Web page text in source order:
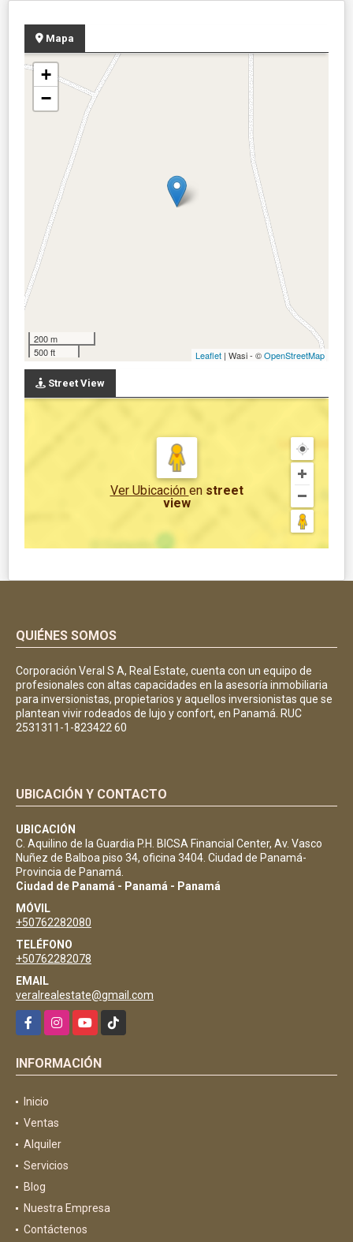
Mapa
+
−
200 m
500 ft
Leaflet | Wasi - ©OpenStreetMap
Street View
Ver Ubicación en street
view
QUIÉNES SOMOS
Corporación Veral S A, Real Estate, cuenta con un equipo de
profesionales con altas capacidades en la asesoría inmobiliaria
para inversionistas, propietarios y aquellos inversionistas que se
plantean vivir rodeados de lujo y confort, en Panamá. RUC
2531311-1-823422 60
UBICACIÓN Y CONTACTO
UBICACIÓN
C. Aquilino de la Guardia P.H. BICSA Financial Center, Av. Vasco
Nuñez de Balboa piso 34, oficina 3404. Ciudad de Panamá-
Provincia de Panamá.
Ciudad de Panamá - Panamá - Panamá
MÓVIL
+50762282080
TELÉFONO
+50762282078
EMAIL
veralrealestate@gmail.com
FacebookInstagramYouTubeTikTok
INFORMACIÓN
Inicio
Ventas
Alquiler
Servicios
Blog
Nuestra Empresa
Contáctenos